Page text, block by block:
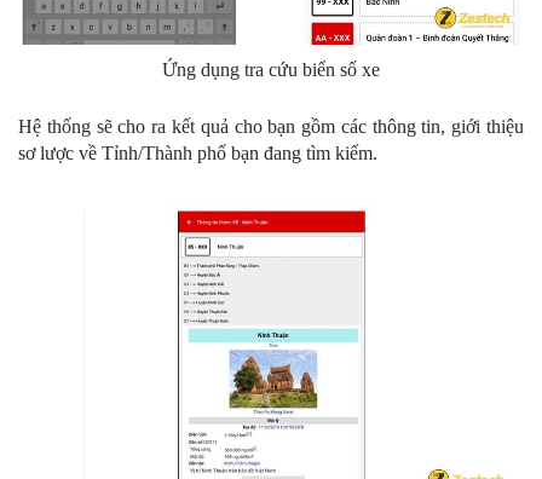
Ứng dụng tra cứu biển số xe
Hệ thống sẽ cho ra kết quả cho bạn gồm các thông tin, giới thiệu
sơ lược về Tỉnh/Thành phố bạn đang tìm kiếm.